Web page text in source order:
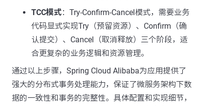
TCC模式：Try-Confirm-Cancel模式，需要业务
代码显式实现Try（预留资源）、Confirm（确
认提交）、Cancel（取消释放）三个阶段，适
合更复杂的业务逻辑和资源管理。
通过以上步骤，Spring Cloud Alibaba为应用提供了
强大的分布式事务处理能力，保证了微服务架构下数
据的一致性和事务的完整性。具体配置和实现细节，